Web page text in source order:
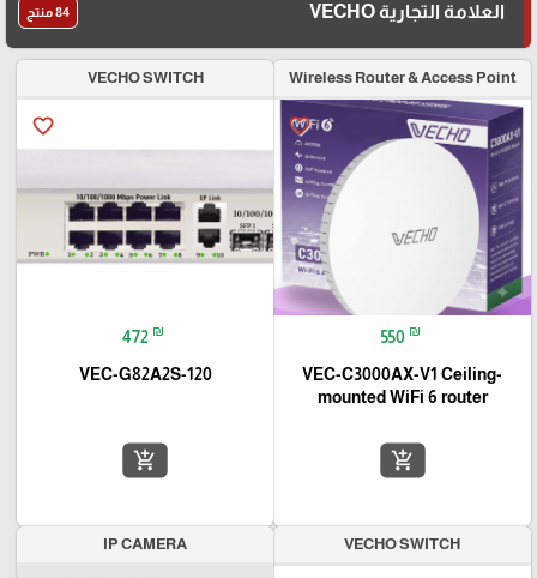
العلامة التجارية VECHO 84 منتج
Wireless Router & Access Point
favorite_border
550 ₪
VEC-C3000AX-V1 Ceiling-
mounted WiFi 6 router
add_shopping_cart
VECHO SWITCH
favorite_border
472 ₪
VEC-G82A2S-120
add_shopping_cart
VECHO SWITCH
IP CAMERA